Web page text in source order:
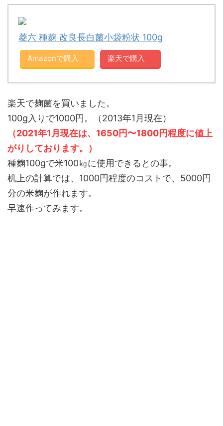
菱六 種麹 改良長白菌小袋粉状 100g
Amazonで購入 楽天で購入
楽天で麹菌を買いました。
100g入りで1000円。（2013年1月現在）
（2021年1月現在は、1650円〜1800円程度に値上
がりしております。）
種麴100gで米100㎏に使用できるとの事。
机上の計算では、1000円程度のコストで、5000円
分の米麴が作れます。
早速作ってみます。